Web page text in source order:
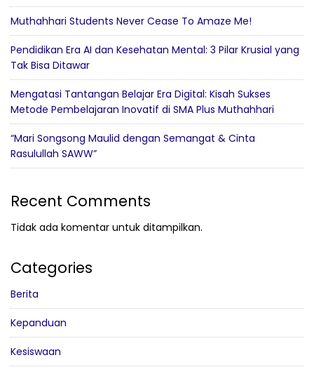
Muthahhari Students Never Cease To Amaze Me!
Pendidikan Era AI dan Kesehatan Mental: 3 Pilar Krusial yang
Tak Bisa Ditawar
Mengatasi Tantangan Belajar Era Digital: Kisah Sukses
Metode Pembelajaran Inovatif di SMA Plus Muthahhari
“Mari Songsong Maulid dengan Semangat & Cinta
Rasulullah SAWW”
Recent Comments
Tidak ada komentar untuk ditampilkan.
Categories
Berita
Kepanduan
Kesiswaan